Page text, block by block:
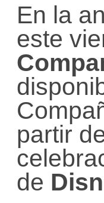
En la
este
partir
de